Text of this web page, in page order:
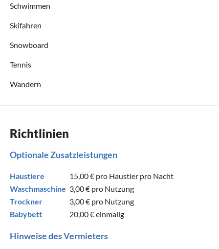
Schwimmen
Skifahren
Snowboard
Tennis
Wandern
Richtlinien
Optionale Zusatzleistungen
Haustiere 15,00 € pro Haustier pro Nacht
Waschmaschine 3,00 € pro Nutzung
Trockner
3,00 € pro Nutzung
Babybett
20,00 €einmalig
Hinweise des Vermieters